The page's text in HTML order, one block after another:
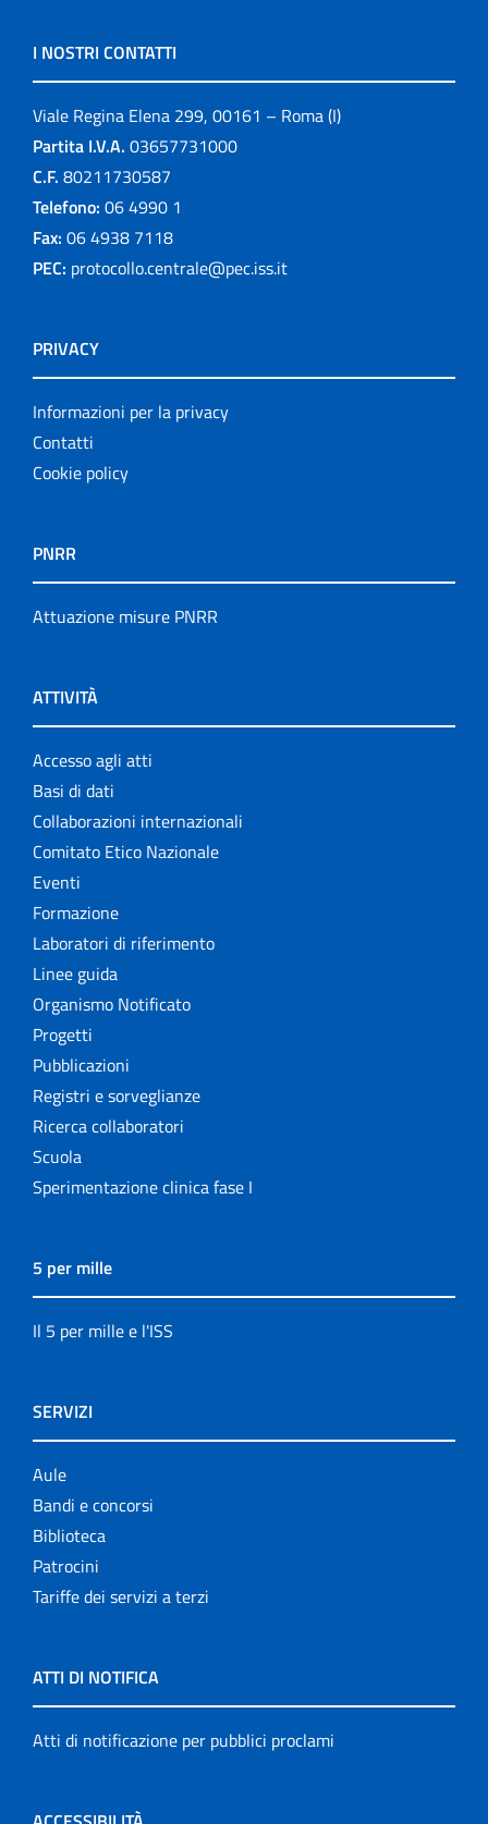
I NOSTRI CONTATTI
Viale Regina Elena 299, 00161 – Roma (I)
Partita I.V.A. 03657731000
C.F. 80211730587
Telefono: 06 4990 1
Fax: 06 4938 7118
PEC: protocollo.centrale@pec.iss.it
PRIVACY
Informazioni per la privacy
Contatti
Cookie policy
PNRR
Attuazione misure PNRR
ATTIVITÀ
Accesso agli atti
Basi di dati
Collaborazioni internazionali
Comitato Etico Nazionale
Eventi
Formazione
Laboratori di riferimento
Linee guida
Organismo Notificato
Progetti
Pubblicazioni
Registri e sorveglianze
Ricerca collaboratori
Scuola
Sperimentazione clinica fase I
5 per mille
Il 5 per mille e l'ISS
SERVIZI
Aule
Bandi e concorsi
Biblioteca
Patrocini
Tariffe dei servizi a terzi
ATTI DI NOTIFICA
Atti di notificazione per pubblici proclami